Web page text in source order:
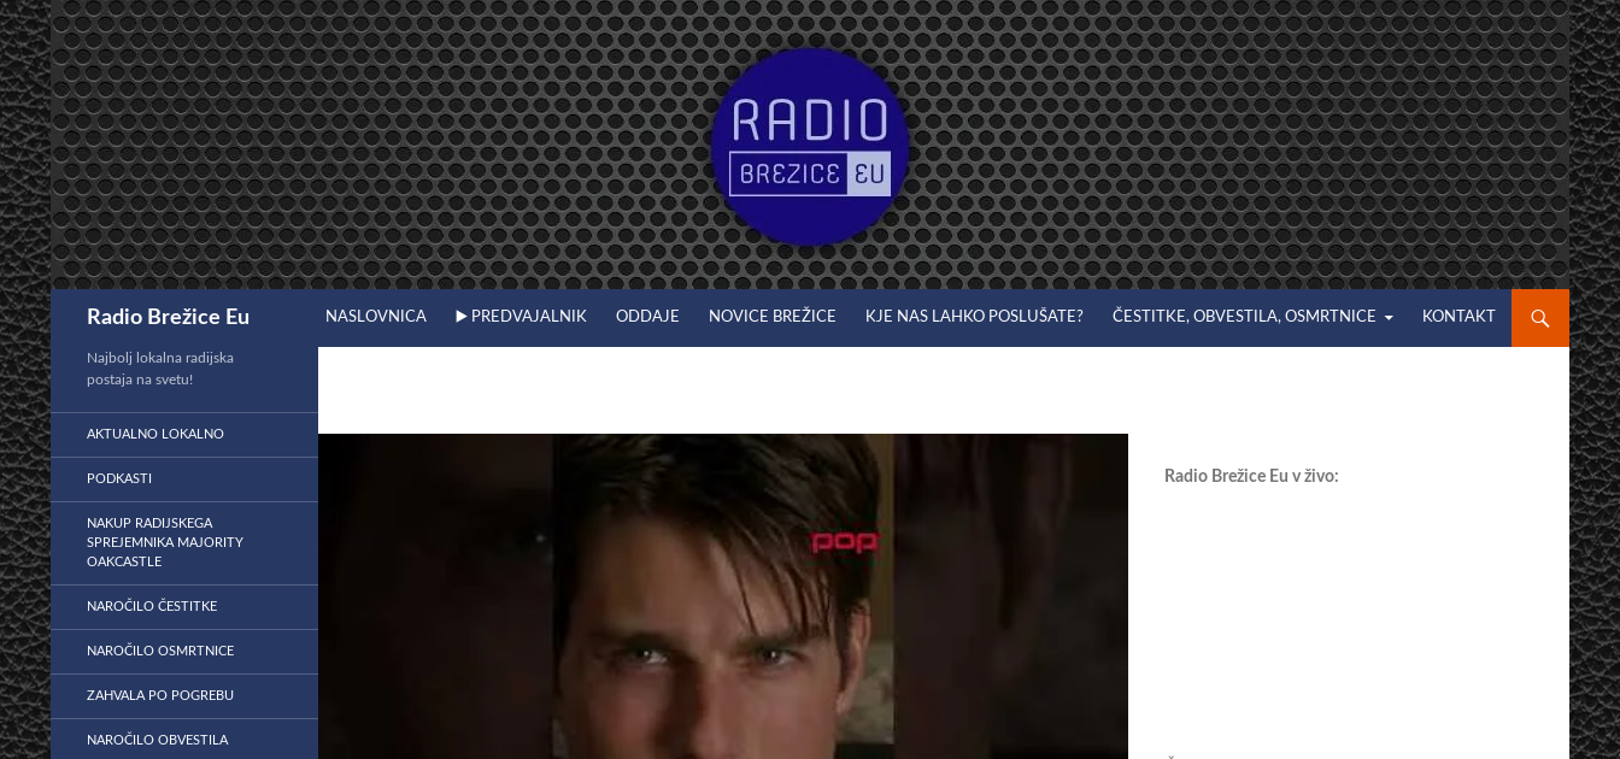
Preskoči
na
vsebino
Radio Brežice Eu NASLOVNICA ▶️ PREDVAJALNIK ODDAJE NOVICE BREŽICE KJE NAS LAHKO POSLUŠATE? ČESTITKE, OBVESTILA, OSMRTNICE KONTAKT
Radio Brežice Eu v živo:
Najbolj lokalna radijska
postaja na svetu!
AKTUALNO LOKALNO
PODKASTI
NAKUP RADIJSKEGA
SPREJEMNIKA MAJORITY
OAKCASTLE
NAROČILO ČESTITKE
NAROČILO OSMRTNICE
ZAHVALA PO POGREBU
NAROČILO OBVESTILA